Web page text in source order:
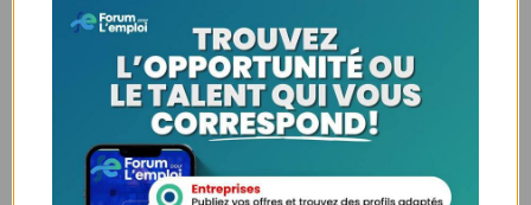
Nous contacter
00228 91917788
la solution idéale pour tous ceux qui cherchent à se connecter au
monde du travail. Que vous soyez à la recherche d’une nouvelle
opportunité professionnelle ou que vous souhaitiez recruter les meilleurs